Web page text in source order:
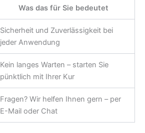
Was das für Sie bedeutet
Sicherheit und Zuverlässigkeit bei
jeder Anwendung
Kein langes Warten – starten Sie
pünktlich mit Ihrer Kur
Fragen? Wir helfen Ihnen gern – per
E-Mail oder Chat